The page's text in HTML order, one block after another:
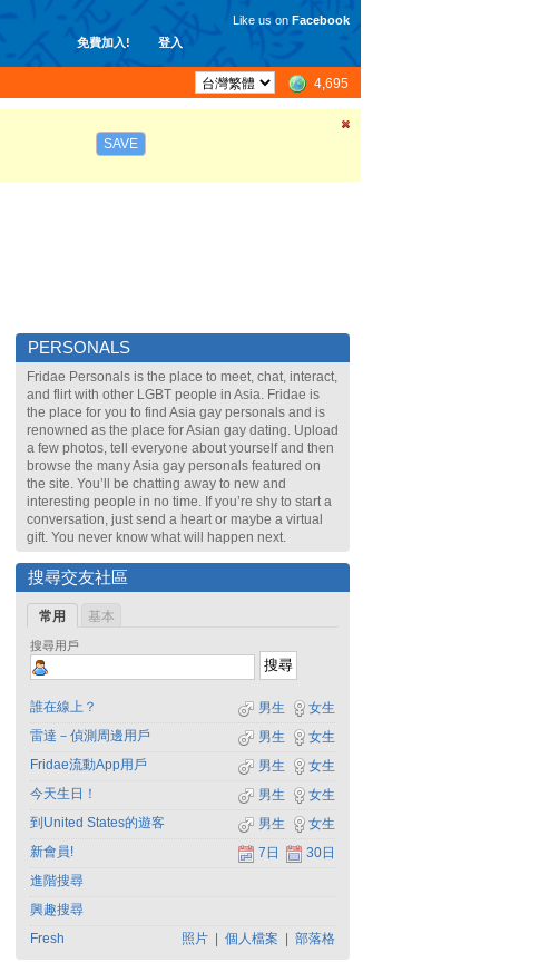
免費加入! 登入
Like us on Facebook
4,695
SAVE
PERSONALS
Fridae Personals is the place to meet, chat, interact,
and flirt with other LGBT people in Asia. Fridae is
the place for you to find Asia gay personals and is
renowned as the place for Asian gay dating. Upload
a few photos, tell everyone about yourself and then
browse the many Asia gay personals featured on
the site. You’ll be chatting away to new and
interesting people in no time. If you’re shy to start a
conversation, just send a heart or maybe a virtual
gift. You never know what will happen next.
搜尋交友社區
常用 基本
搜尋用戶
誰在線上？ 女生
男生
雷達－偵測周邊用戶
女生
男生
Fridae流動App用戶
女生
男生
今天生日！
女生
男生
到United States的遊客
女生
男生
新會員!
30日
7日
進階搜尋
興趣搜尋
Fresh
照片 個人檔案 部落格